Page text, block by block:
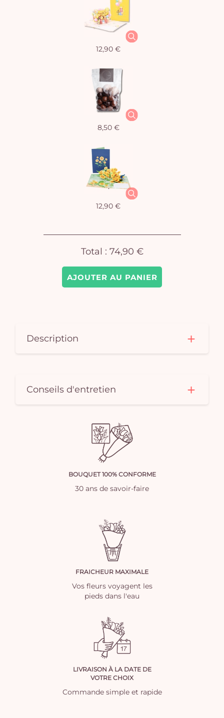
AJOUTER AU PANIER
12,90 €
8,50 €
12,90 €
Total : 74,90 €
Description
Conseils d'entretien
BOUQUET 100% CONFORME
30 ans de savoir-faire
FRAICHEUR MAXIMALE
Vos fleurs voyagent les
pieds dans l'eau
LIVRAISON À LA DATE DE
VOTRE CHOIX
Commande simple et rapide